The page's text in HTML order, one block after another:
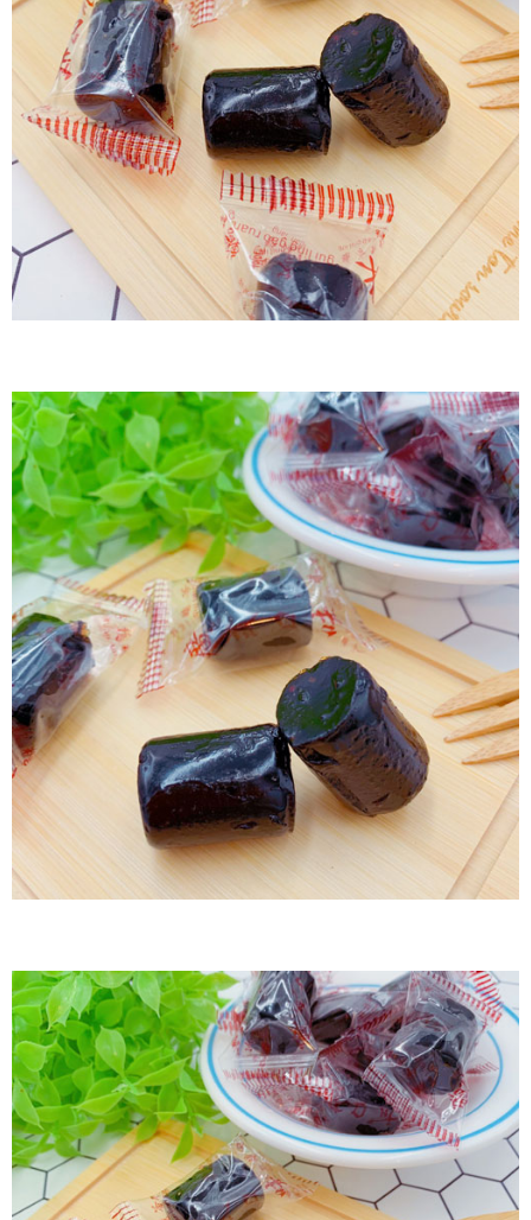
每筆NT$60，滿NT$799(含以上)免運費
付款後7-11取貨
每筆NT$60，滿NT$799(含以上)免運費
宅配到家
每筆NT$150，滿NT$1,399(含以上)免運費
澎湖金門馬祖宅配到家
每筆NT$250
付款後門市自取
免運費